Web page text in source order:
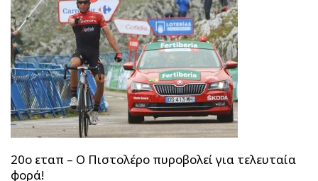
20ο εταπ – Ο Πιστολέρο πυροβολεί για τελευταία
φορά!